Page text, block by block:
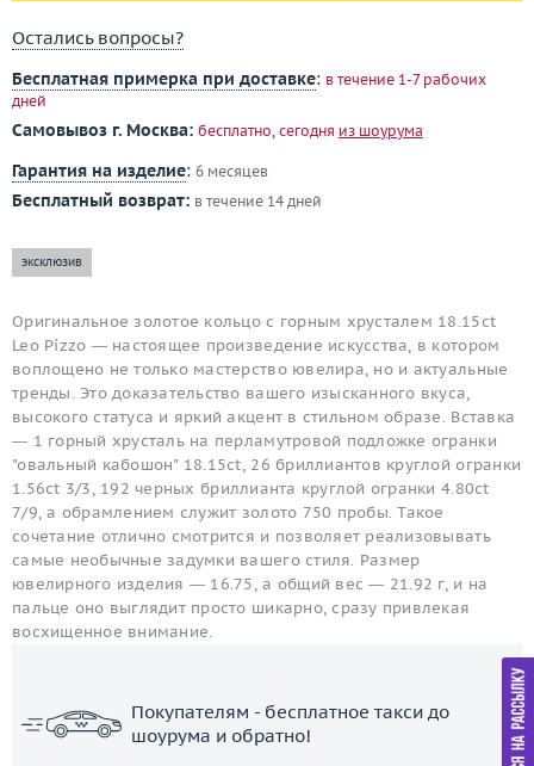
Остались вопросы?
Бесплатная примерка при доставке: в течение 1-7 рабочих
дней
Самовывоз г. Москва: бесплатно, сегодня из шоурума
Гарантия на изделие: 6 месяцев
Бесплатный возврат: в течение 14 дней
эксклюзив
Оригинальное золотое кольцо с горным хрусталем 18.15ct
Leo Pizzo — настоящее произведение искусства, в котором
воплощено не только мастерство ювелира, но и актуальные
тренды. Это доказательство вашего изысканного вкуса,
высокого статуса и яркий акцент в стильном образе. Вставка
— 1 горный хрусталь на перламутровой подложке огранки
"овальный кабошон" 18.15ct, 26 бриллиантов круглой огранки
1.56ct 3/3, 192 черных бриллианта круглой огранки 4.80ct
7/9, а обрамлением служит золото 750 пробы. Такое
сочетание отлично смотрится и позволяет реализовывать
самые необычные задумки вашего стиля. Размер
ювелирного изделия — 16.75, а общий вес — 21.92 г, и на
пальце оно выглядит просто шикарно, сразу привлекая
восхищенное внимание.
Покупателям - бесплатное такси до
шоурума и обратно!